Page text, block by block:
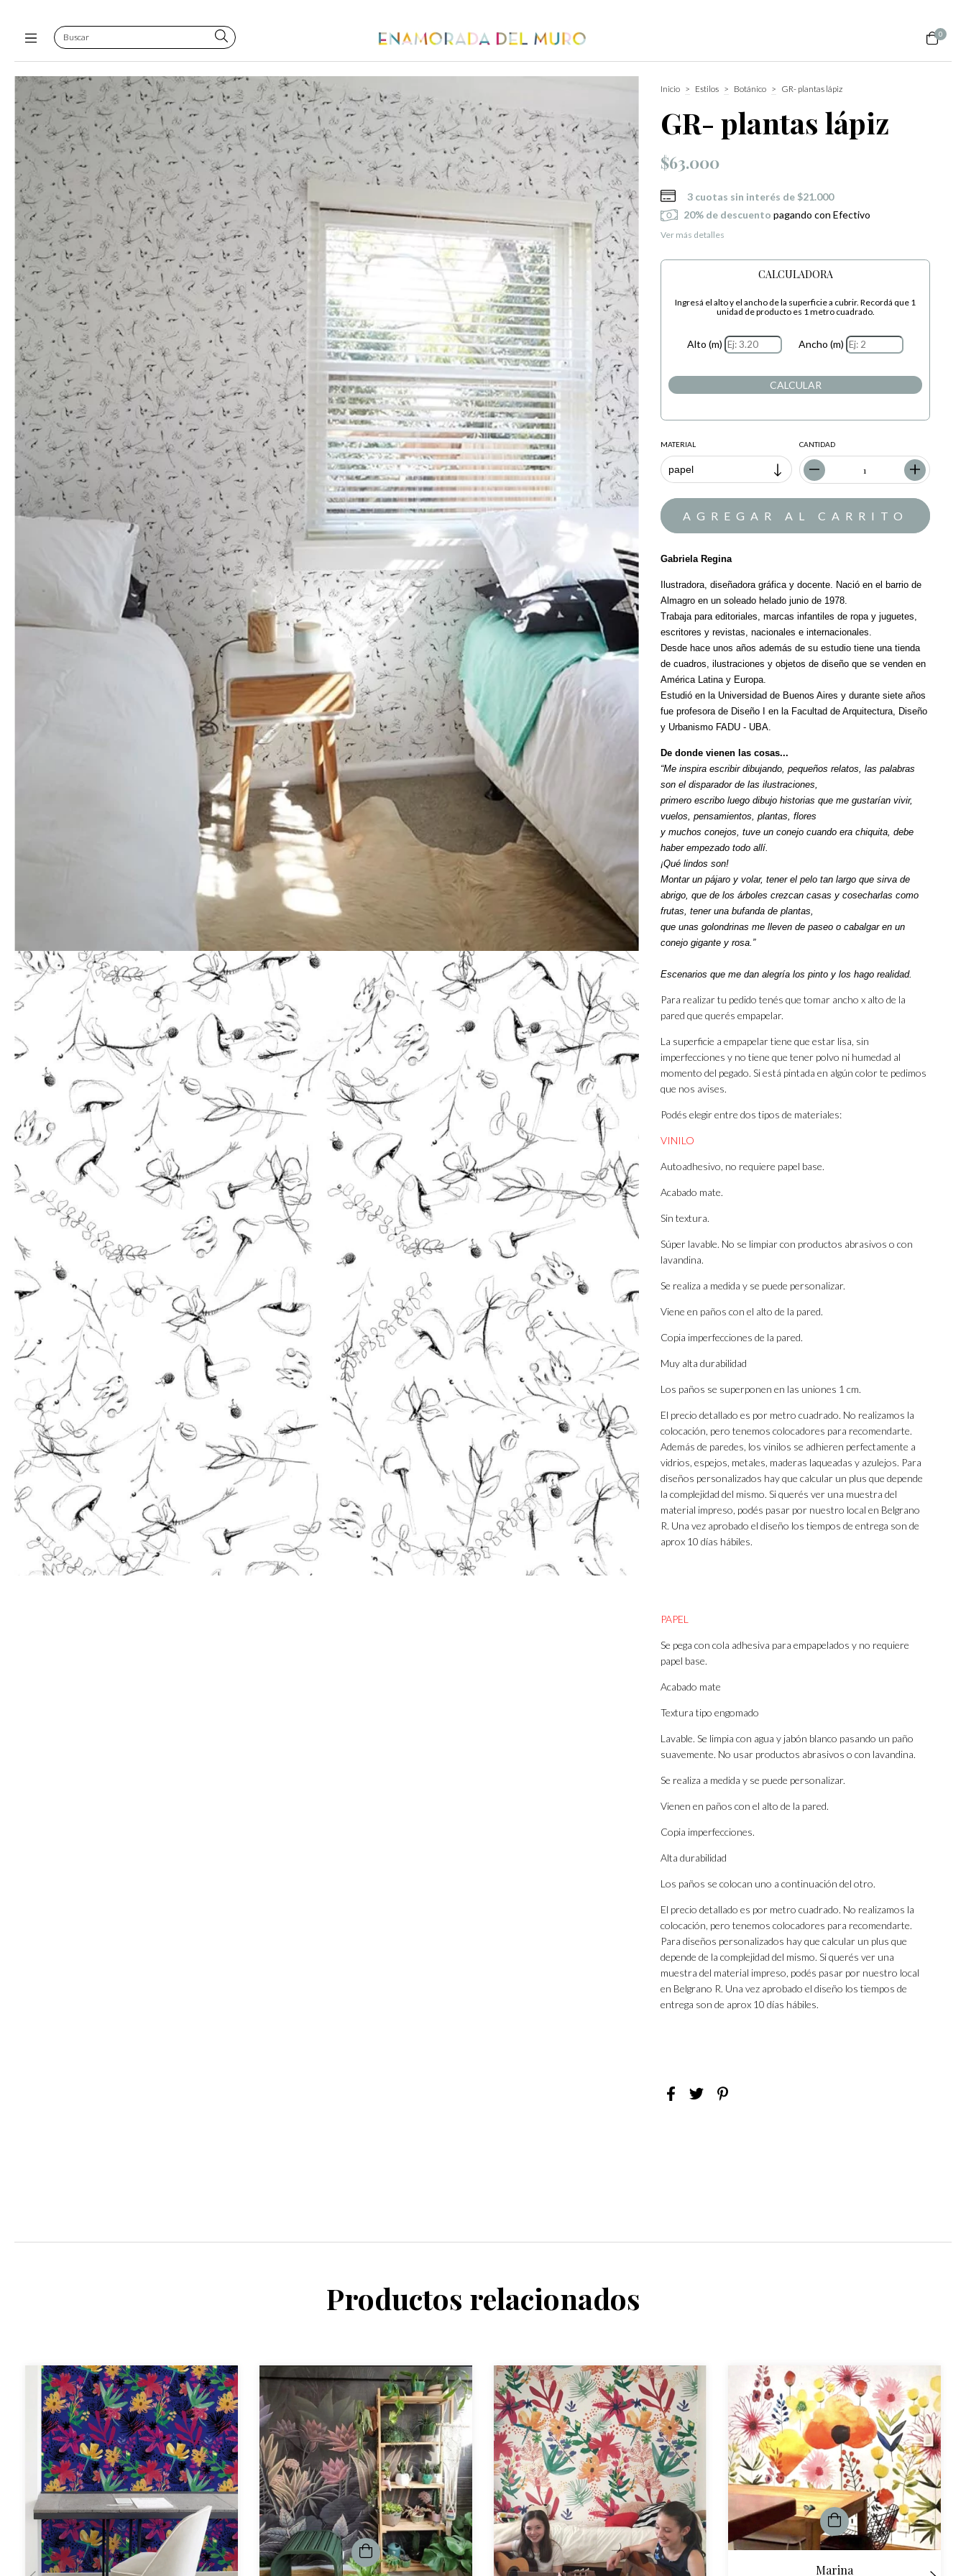
0
Inicio > Estilos > Botánico > GR- plantas lápiz
GR- plantas lápiz
$63.000
3 cuotas sin interés de $21.000
20% de descuento pagando con Efectivo
Ver más detalles
CALCULADORA
Ingresá el alto y el ancho de la superficie a cubrir. Recordá que 1
unidad de producto es 1 metro cuadrado.
Alto (m) Ancho (m)
CALCULAR
MATERIAL CANTIDAD
Gabriela Regina
Ilustradora, diseñadora gráfica y docente. Nació en el barrio de
Almagro en un soleado helado junio de 1978.
Trabaja para editoriales, marcas infantiles de ropa y juguetes,
escritores y revistas, nacionales e internacionales.
Desde hace unos años además de su estudio tiene una tienda
de cuadros, ilustraciones y objetos de diseño que se venden en
América Latina y Europa.
Estudió en la Universidad de Buenos Aires y durante siete años
fue profesora de Diseño I en la Facultad de Arquitectura, Diseño
y Urbanismo FADU - UBA.
De donde vienen las cosas...
“Me inspira escribir dibujando, pequeños relatos, las palabras
son el disparador de las ilustraciones,
primero escribo luego dibujo historias que me gustarían vivir,
vuelos, pensamientos, plantas, flores
y muchos conejos, tuve un conejo cuando era chiquita, debe
haber empezado todo allí.
¡Qué lindos son!
Montar un pájaro y volar, tener el pelo tan largo que sirva de
abrigo, que de los árboles crezcan casas y cosecharlas como
frutas, tener una bufanda de plantas,
que unas golondrinas me lleven de paseo o cabalgar en un
conejo gigante y rosa.”
Escenarios que me dan alegría los pinto y los hago realidad.
Para realizar tu pedido tenés que tomar ancho x alto de la
pared que querés empapelar.
La superficie a empapelar tiene que estar lisa, sin
imperfecciones y no tiene que tener polvo ni humedad al
momento del pegado. Si está pintada en algún color te pedimos
que nos avises.
Podés elegir entre dos tipos de materiales:
VINILO
Autoadhesivo, no requiere papel base.
Acabado mate.
Sin textura.
Súper lavable. No se limpiar con productos abrasivos o con
lavandina.
Se realiza a medida y se puede personalizar.
Viene en paños con el alto de la pared.
Copia imperfecciones de la pared.
Muy alta durabilidad
Los paños se superponen en las uniones 1 cm.
El precio detallado es por metro cuadrado. No realizamos la
colocación, pero tenemos colocadores para recomendarte.
Además de paredes, los vinilos se adhieren perfectamente a
vidrios, espejos, metales, maderas laqueadas y azulejos. Para
diseños personalizados hay que calcular un plus que depende
la complejidad del mismo. Si querés ver una muestra del
material impreso, podés pasar por nuestro local en Belgrano
R. Una vez aprobado el diseño los tiempos de entrega son de
aprox 10 días hábiles.
PAPEL
Se pega con cola adhesiva para empapelados y no requiere
papel base.
Acabado mate
Textura tipo engomado
Lavable. Se limpia con agua y jabón blanco pasando un paño
suavemente. No usar productos abrasivos o con lavandina.
Se realiza a medida y se puede personalizar.
Vienen en paños con el alto de la pared.
Copia imperfecciones.
Alta durabilidad
Los paños se colocan uno a continuación del otro.
El precio detallado es por metro cuadrado. No realizamos la
colocación, pero tenemos colocadores para recomendarte.
Para diseños personalizados hay que calcular un plus que
depende de la complejidad del mismo. Si querés ver una
muestra del material impreso, podés pasar por nuestro local
en Belgrano R. Una vez aprobado el diseño los tiempos de
entrega son de aprox 10 días hábiles.
Productos relacionados
Marina